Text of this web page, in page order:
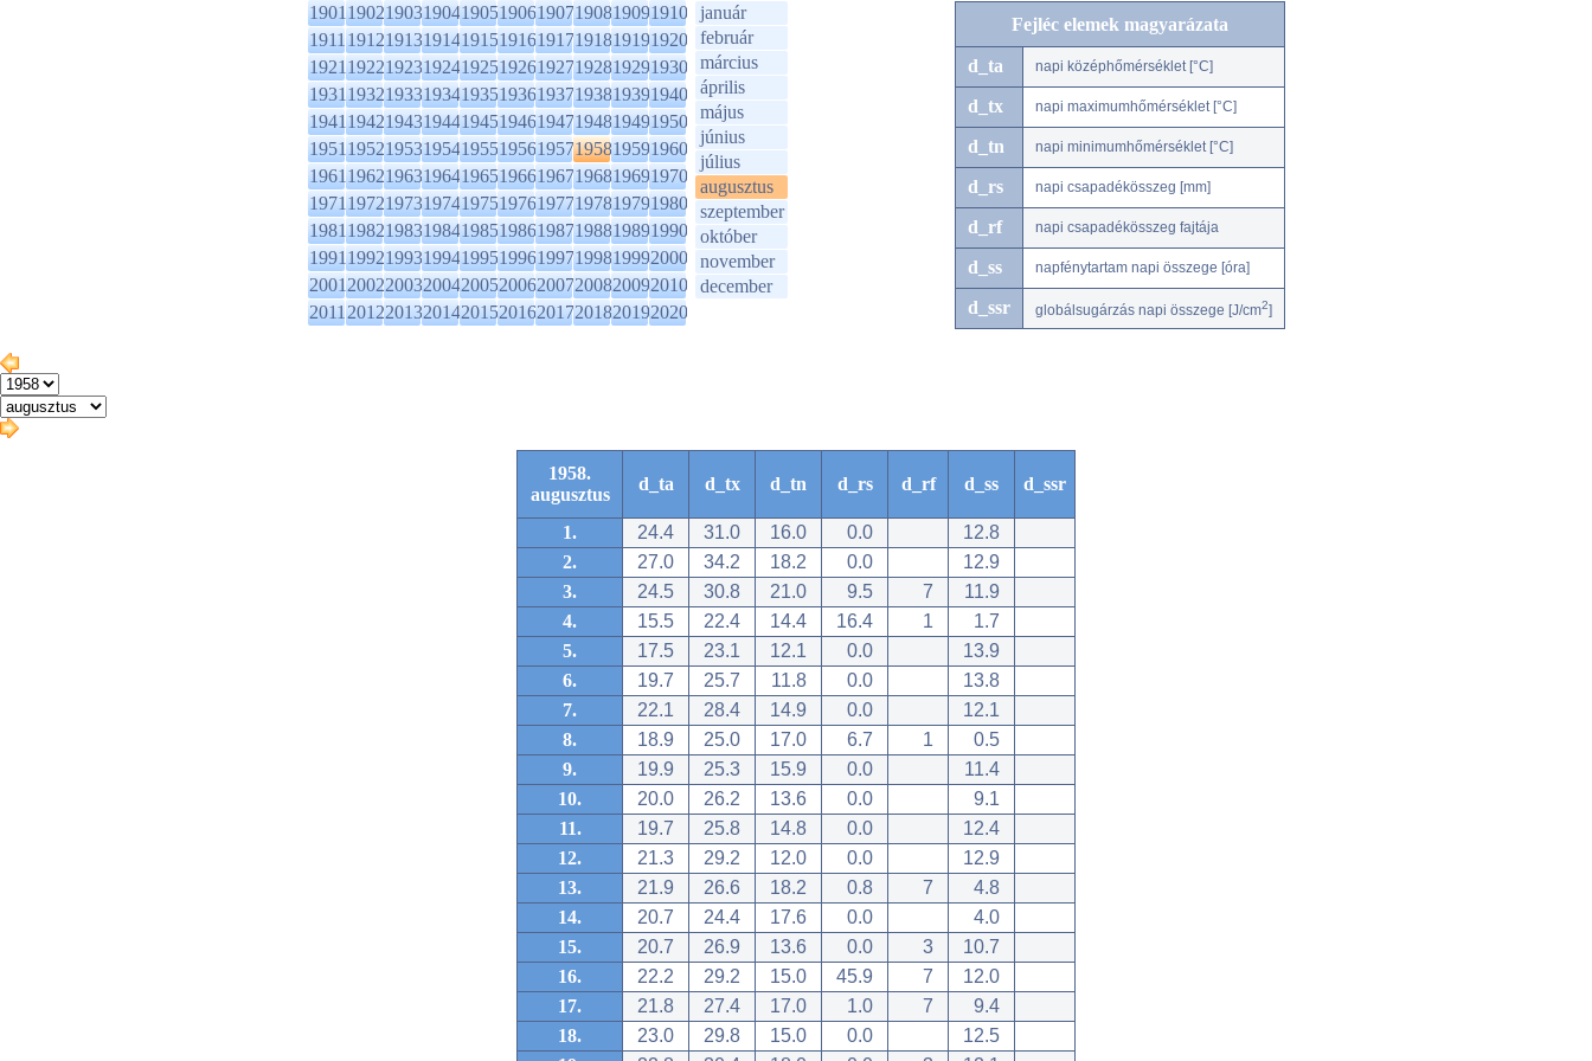
1901190219031904190519061907190819091910
1911191219131914191519161917191819191920
1921192219231924192519261927192819291930
1931193219331934193519361937193819391940
1941194219431944194519461947194819491950
1951195219531954195519561957195819591960
1961196219631964196519661967196819691970
1971197219731974197519761977197819791980
1981198219831984198519861987198819891990
1991199219931994199519961997199819992000
2001200220032004200520062007200820092010
2011201220132014201520162017201820192020
január
február
március
április
május
június
július
augusztus
szeptember
október
november
december
Fejléc elemek magyarázata
d_ta napi középhőmérséklet [°C]
d_tx napi maximumhőmérséklet [°C]
d_tn napi minimumhőmérséklet [°C]
d_rs napi csapadékösszeg [mm]
d_rf napi csapadékösszeg fajtája
d_ss napfénytartam napi összege [óra]
d_ssr globálsugárzás napi összege [J/cm2]
1958.
augusztus
d_ta d_tx d_tn d_rs d_rf d_ss d_ssr
1. 24.4 31.0 16.0 0.0
12.8
2.
27.0 34.2 18.2 0.0
12.9
3.
24.5 30.8 21.0 9.5 7
11.9
4.
15.5 22.4 14.4 16.4 1
1.7
5.
17.5 23.1 12.1 0.0
13.9
6.
19.7 25.7 11.8 0.0
13.8
7.
22.1 28.4 14.9 0.0
12.1
8.
18.9 25.0 17.0 6.7 1
0.5
9.
19.9 25.3 15.9 0.0
11.4
10.
20.0 26.2 13.6 0.0
9.1
11.
19.7 25.8 14.8 0.0
12.4
12.
21.3 29.2 12.0 0.0
12.9
13.
21.9 26.6 18.2 0.8 7
4.8
14.
20.7 24.4 17.6 0.0
4.0
15.
20.7 26.9 13.6 0.0 3
10.7
16.
22.2 29.2 15.0 45.9 7
12.0
17.
21.8 27.4 17.0 1.0 7
9.4
18.
23.0 29.8 15.0 0.0
12.5